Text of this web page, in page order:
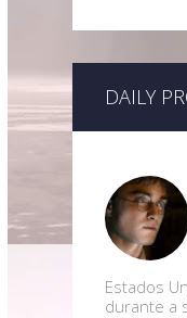
DAILY
Estados
durante a